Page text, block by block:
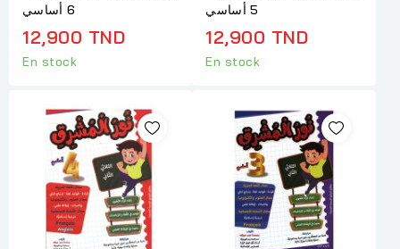
6 أساسي
12,900 TND
En stock
5 أساسي
12,900 TND
En stock